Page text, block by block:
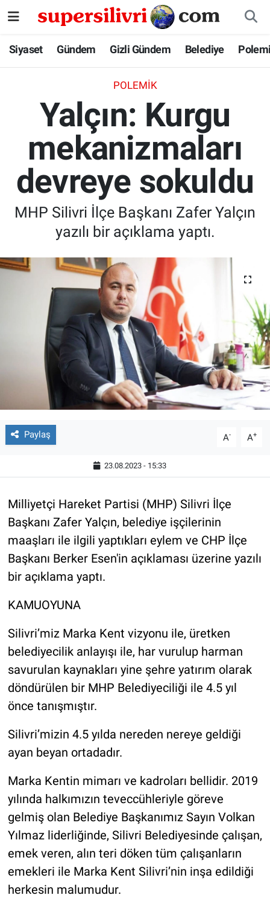
Siyaset Gündem Gizli Gündem Belediye
POLEMIK
Yalçın: Kurgu
mekanizmaları
devreye sokuldu
MHP Silivri İlçe Başkanı Zafer Yalçın
yazılı bir açıklama yaptı.
Paylaş A- A+
23.08.2023 - 15:33
Milliyetçi Hareket Partisi (MHP) Silivri İlçe
Başkanı Zafer Yalçın, belediye işçilerinin
maaşları ile ilgili yaptıkları eylem ve CHP İlçe
Başkanı Berker Esen'in açıklaması üzerine yazılı
bir açıklama yaptı.
KAMUOYUNA
Silivri’miz Marka Kent vizyonu ile, üretken
belediyecilik anlayışı ile, har vurulup harman
savurulan kaynakları yine şehre yatırım olarak
döndürülen bir MHP Belediyeciliği ile 4.5 yıl
önce tanışmıştır.
Silivri’mizin 4.5 yılda nereden nereye geldiği
ayan beyan ortadadır.
Marka Kentin mimarı ve kadroları bellidir. 2019
yılında halkımızın teveccühleriyle göreve
gelmiş olan Belediye Başkanımız Sayın Volkan
Yılmaz liderliğinde, Silivri Belediyesinde çalışan,
emek veren, alın teri döken tüm çalışanların
emekleri ile Marka Kent Silivri’nin inşa edildiği
herkesin malumudur.
Siyaset
Gizli Gündem
Belediye
Polemik
İstanbul Nöbetçi Eczaneler
İstanbul Namaz Vakitleri
İstanbul Trafik Yoğunluk Haritası
Süper Lig Puan Durumu ve Fikstür
Tüm Manşetler
Son Dakika Haberleri
Haber Arşivi